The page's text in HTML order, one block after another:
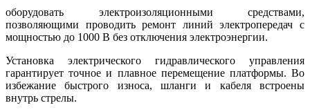
оборудовать электроизоляционными средствами,
позволяющими проводить ремонт линий электропередач с
мощностью до 1000 В без отключения электроэнергии.
Установка электрического гидравлического управления
гарантирует точное и плавное перемещение платформы. Во
избежание быстрого износа, шланги и кабеля встроены
внутрь стрелы.